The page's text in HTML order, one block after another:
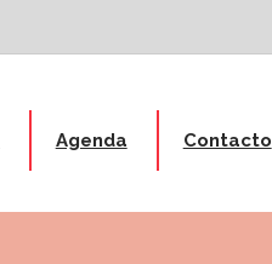
Agenda Contacto